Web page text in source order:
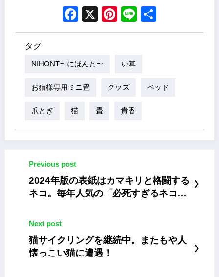
Facebook
X Pinterest
Line
タグ
NIHONT〜にほんと〜 い草
お猫様専用ミニ畳 グッズ ベッド
爪とぎ 猫 畳 貴香
Previous post
2024年版の表紙はカマキリと格闘する
ネコ。毎年人気の「必死すぎるネコカ
Next post
猫サイクリングを継続中。またもや人
懐っこい猫に遭遇！